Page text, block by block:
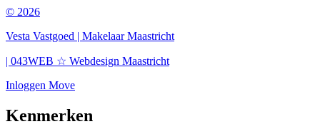
© 2026
Vesta Vastgoed | Makelaar Maastricht
| 043WEB ☆ Webdesign Maastricht
Inloggen Move
Kenmerken